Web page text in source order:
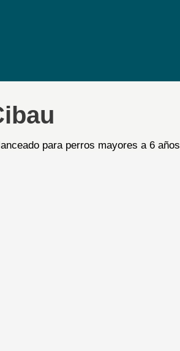
para perros mayores a 6 años